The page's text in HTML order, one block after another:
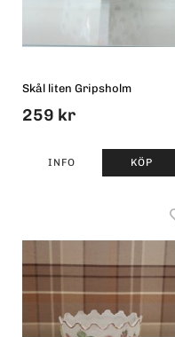
Skål liten Gripsholm
259 kr
INFO KÖP